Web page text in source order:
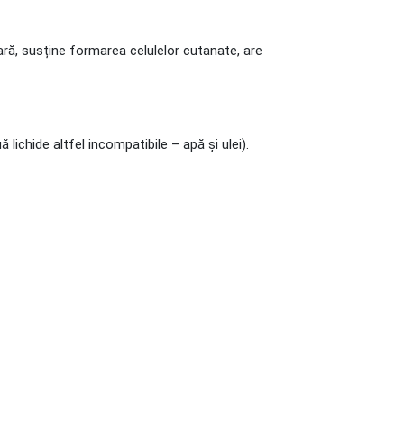
susține formarea celulelor cutanate, are
lichide altfel incompatibile – apă și ulei).